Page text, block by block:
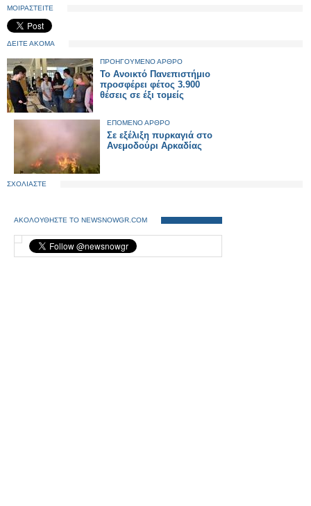
ΜΟΙΡΑΣΤΕΙΤΕ
ΔΕΙΤΕ ΑΚΟΜΑ
ΠΡΟΗΓΟΥΜΕΝΟ ΑΡΘΡΟ
Το Ανοικτό Πανεπιστήμιο
προσφέρει φέτος 3.900
θέσεις σε έξι τομείς
ΕΠΟΜΕΝΟ ΑΡΘΡΟ
Σε εξέλιξη πυρκαγιά στο
Ανεμοδούρι Αρκαδίας
ΣΧΟΛΙΑΣΤΕ
ΑΚΟΛΟΥΘΗΣΤΕ ΤΟ NEWSNOWGR.COM